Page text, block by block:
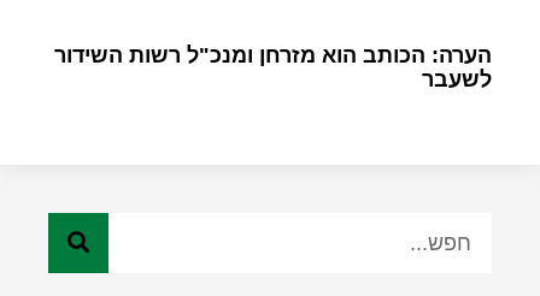
הערה: הכותב הוא מזרחן ומנכ"ל רשות השידור
לשעבר